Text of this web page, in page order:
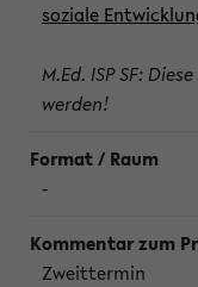
soziale
M.Ed. ISP SF:
werden!
-
Zweittermin